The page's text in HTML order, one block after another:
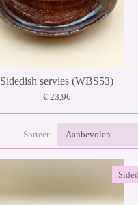
Sidedish servies (WBS53)
€ 23,96
Sorteer: